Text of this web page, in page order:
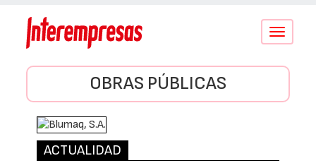
Conmutar
OBRAS PÚBLICAS
ACTUALIDAD